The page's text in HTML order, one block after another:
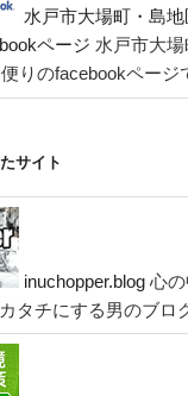
水戸市大場町・島
ページ 水戸市大場
りのfacebookページ
サイト
inuchopper.blog 心
タチにする男のブロ